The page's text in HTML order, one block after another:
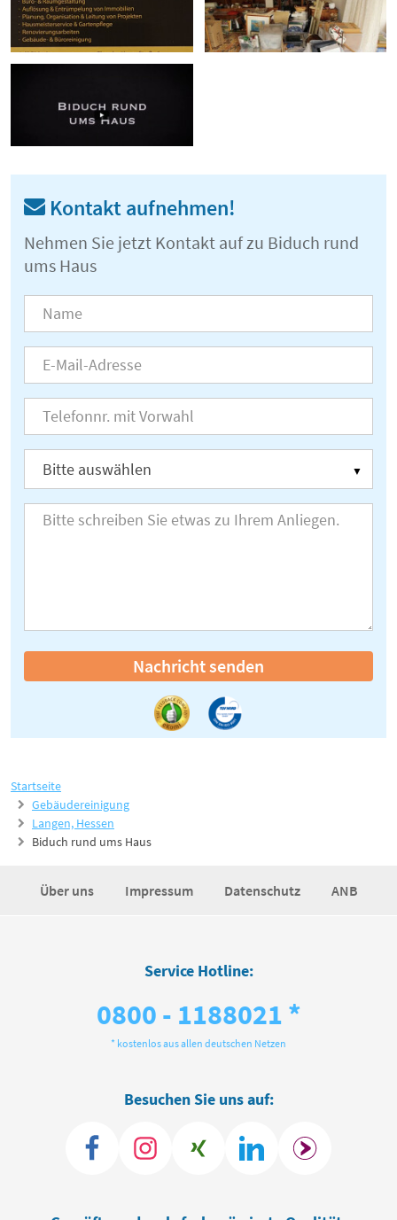
Startseite
Gebäudereinigung
Langen, Hessen
Biduch rund ums Haus
Kontakt aufnehmen!
Nehmen Sie jetzt Kontakt auf zu Biduch rund
ums Haus
Nachricht senden
Über uns Impressum Datenschutz ANB
Service Hotline:
0800 - 1188021 *
* kostenlos aus allen deutschen Netzen
Besuchen Sie uns auf: